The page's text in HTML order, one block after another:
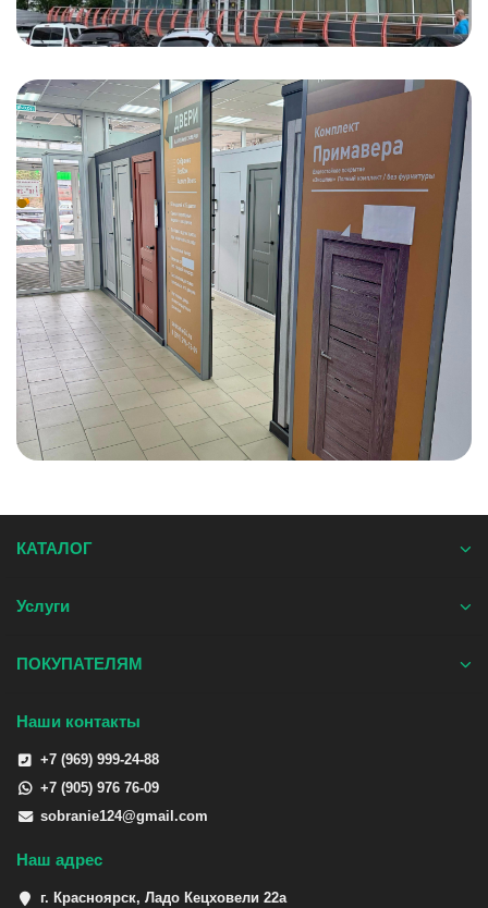
КАТАЛОГ
Услуги
ПОКУПАТЕЛЯМ
Наши контакты
+7 (969) 999-24-88
+7 (905) 976 76-09
sobranie124@gmail.com
Наш адрес
г. Красноярск, Ладо Кецховели 22а